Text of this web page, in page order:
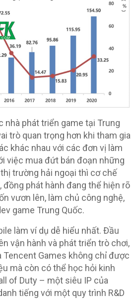
nhà phát triển game tại Trung
trò quan trọng hơn khi tham gia
khác nhau với các đơn vị làm
việc mua đứt bán đoạn những
trường hải ngoại thì cơ chế
đồng phát hành đang thể hiện rõ
vươn lên, làm chủ công nghệ,
game Trung Quốc.
làm ví dụ dễ hiểu nhất. Đầu
vận hành và phát triển trò chơi,
Tencent Games không chỉ được
mà còn có thể học hỏi kinh
of Duty – một siêu IP của
tiếng với một quy trình R&D